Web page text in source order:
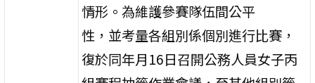
情形。為維護參賽隊伍間公平
性，並考量各組別係個別進行比賽，
復於同年月16日召開公務人員女子丙